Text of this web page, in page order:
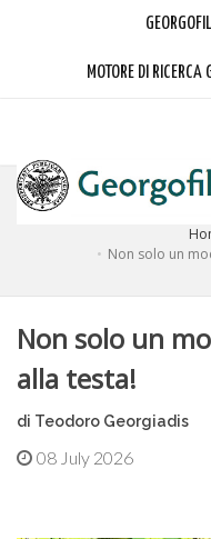
MOTORE DI RICERCA
a cura dell'Accademia dei
Non solo un
Non solo un
alla testa!
di Teodoro Georgiadis
08 July 2026